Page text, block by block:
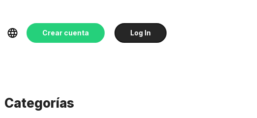
Crear cuenta Log In
Categorías